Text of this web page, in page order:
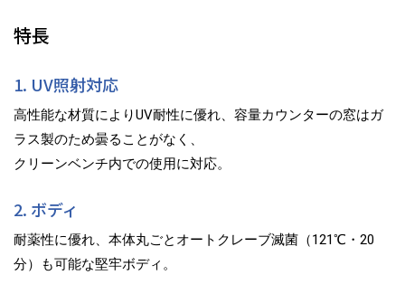
特長
1. UV照射対応
高性能な材質によりUV耐性に優れ、容量カウンターの窓はガ
ラス製のため曇ることがなく、
クリーンベンチ内での使用に対応。
2. ボディ
耐薬性に優れ、本体丸ごとオートクレーブ滅菌（121℃・20
分）も可能な堅牢ボディ。